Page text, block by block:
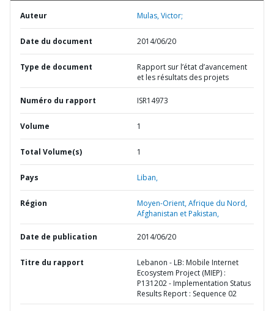
Auteur Mulas, Victor;
Date du document 2014/06/20
Type de document
Rapport sur l’état d’avancement
et les résultats des projets
Numéro du rapport ISR14973
Volume 1
Total Volume(s) 1
Pays Liban,
Région
Moyen-Orient, Afrique du Nord,
Afghanistan et Pakistan,
Date de publication 2014/06/20
Titre du rapport
Lebanon - LB: Mobile Internet
Ecosystem Project (MIEP) :
P131202 - Implementation Status
Results Report : Sequence 02